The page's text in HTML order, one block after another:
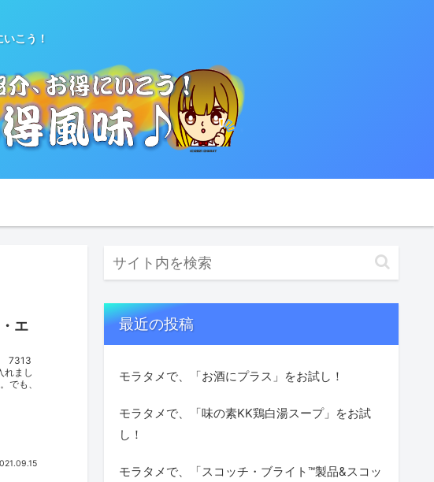
こう！
エ
7313
れまし
でも、
最近の投稿
モラタメで、「お酒にプラス」をお試し！
モラタメで、「味の素KK鶏白湯スープ」をお試
し！
モラタメで、「スコッチ・ブライト™製品&スコッ